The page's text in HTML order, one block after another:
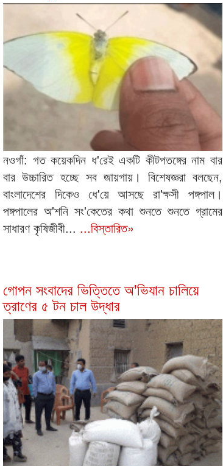
নওগাঁ: গত কয়েকদিন ধ'রেই একটি কীটপতঙ্গের নাম বার
বার উচ্চারিত হচ্ছে সব জায়গায়। বিশেষজ্ঞরা বলছেন,
বাংলাদেশের দিকেও ধে'য়ে আসছে রা'ক্ষসী পঙ্গপাল।
পঙ্গপালের অ'শনি সং'কেতের কথা শুনতে শুনতে গ্রামের
সাধারণ কৃষিজীবী... ...বিস্তারিত»
গোপন সংবাদের ভিত্তিতে অ'ভিযান চালিয়ে
ত্রাণের ৫ টন চাল উদ্ধার